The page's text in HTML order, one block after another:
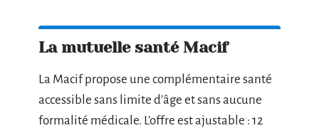
La mutuelle santé Macif
La Macif propose une complémentaire santé
accessible sans limite d’âge et sans aucune
formalité médicale. L’offre est ajustable : 12